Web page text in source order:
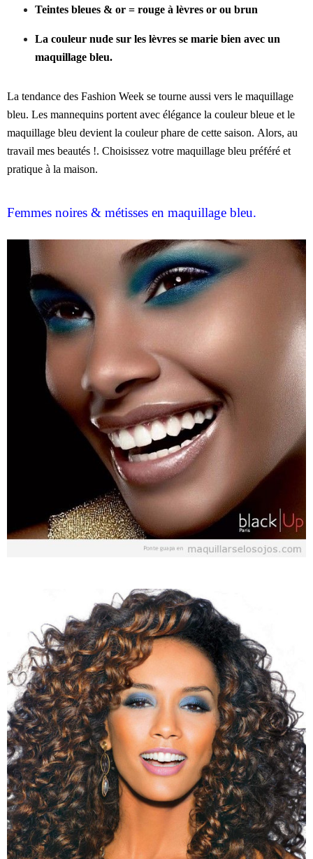
Teintes bleues & or = rouge à lèvres or ou brun
La couleur nude sur les lèvres se marie bien avec un
maquillage bleu.
La tendance des Fashion Week se tourne aussi vers le maquillage
bleu. Les mannequins portent avec élégance la couleur bleue et le
maquillage bleu devient la couleur phare de cette saison. Alors, au
travail mes beautés !. Choisissez votre maquillage bleu préféré et
pratique à la maison.
Femmes noires & métisses en maquillage bleu.